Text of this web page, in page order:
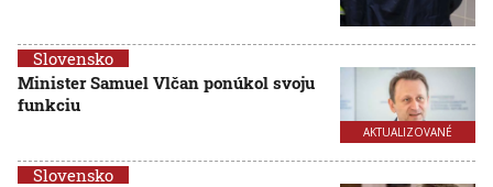
AKTUALIZOVANÉ
Slovensko
Minister Samuel Vlčan ponúkol svoju
funkciu
Slovensko